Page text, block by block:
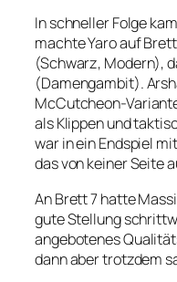
In schneller Folge
machte Yaro auf
(Schwarz, Modern),
(Damengambit).
McCutcheon-
als Klippen und
war in ein Endspiel
das von keiner Seite
An Brett 7 hatte
gute Stellung
angebotenes
dann aber trotzdem